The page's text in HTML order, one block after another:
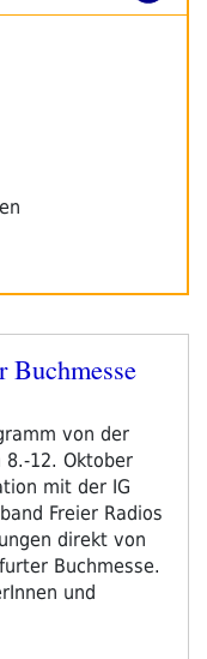
Buchmesse
von der
8.-12. Oktober
mit der IG
Freier Radios
direkt von
Buchmesse.
und